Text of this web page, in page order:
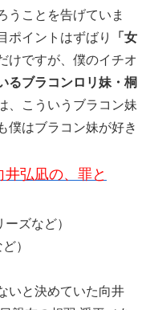
うことを告げていま
ポイントはずばり
「女
けですが、僕のイチオ
るブラコンロリ妹・桐
、こういうブラコン妹
僕はブラコン妹が好き
井弘凪の、罪と
ズなど）
）
いと決めていた向井